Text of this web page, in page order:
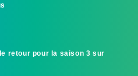
retour pour la saison 3 sur